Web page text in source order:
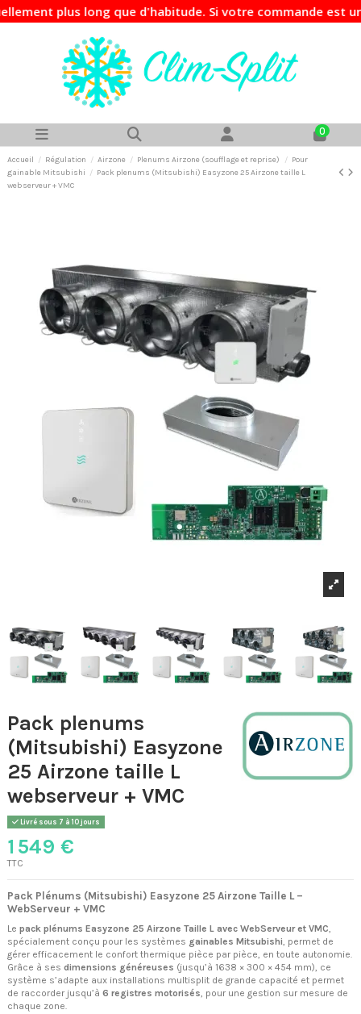
long que d'habitude. Si votre commande est
0
Accueil Régulation Airzone Plenums Airzone (soufflage et reprise)
Pour
gainable Mitsubishi
Pack plenums (Mitsubishi) Easyzone 25 Airzone taille L
webserveur + VMC
Pack plenums
(Mitsubishi) Easyzone
25 Airzone taille L
webserveur + VMC
Livré sous 7 à 10 jours
1 549 €
TTC
Pack Plénums (Mitsubishi) Easyzone 25 Airzone Taille L –
WebServeur + VMC
Le pack plénums Easyzone 25 Airzone Taille L avec WebServeur et VMC,
spécialement conçu pour les systèmes gainables Mitsubishi, permet de
gérer efficacement le confort thermique pièce par pièce, en toute autonomie.
Grâce à ses dimensions généreuses (jusqu’à 1638 × 300 × 454 mm), ce
système s’adapte aux installations multisplit de grande capacité et permet
de raccorder jusqu’à 6 registres motorisés, pour une gestion sur mesure de
chaque zone.